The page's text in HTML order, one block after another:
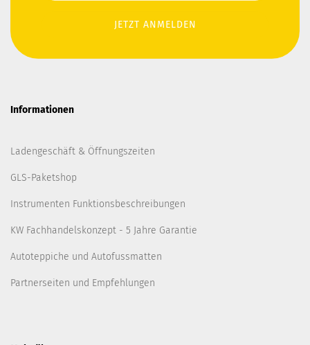
Informationen
Ladengeschäft & Öffnungszeiten
GLS-Paketshop
Instrumenten Funktionsbeschreibungen
KW Fachhandelskonzept - 5 Jahre Garantie
Autoteppiche und Autofussmatten
Partnerseiten und Empfehlungen